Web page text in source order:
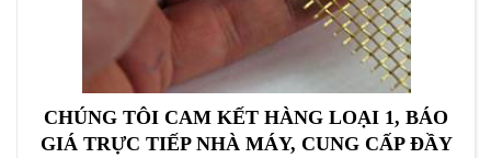
CHÚNG TÔI CAM KẾT HÀNG LOẠI 1, BÁO
GIÁ TRỰC TIẾP NHÀ MÁY, CUNG CẤP ĐẦY